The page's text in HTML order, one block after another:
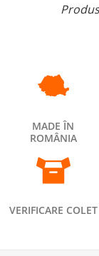
MADE ÎN
ROMÂNIA
VERIFICARE COLET